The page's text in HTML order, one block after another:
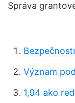
Správa
Význam
1,94 ako